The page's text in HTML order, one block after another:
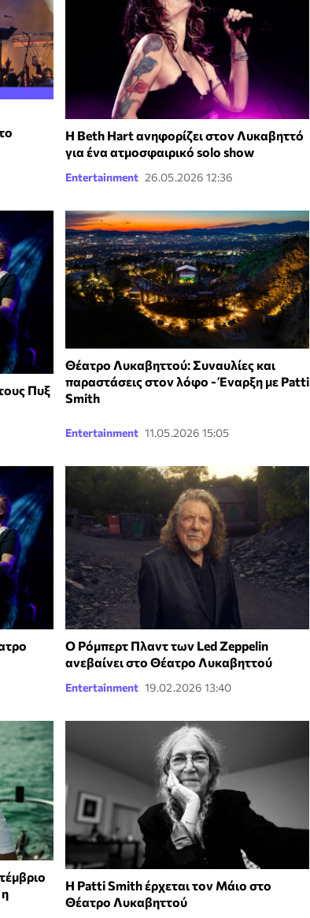
Η Beth Hart ανηφορίζει στον Λυκαβηττό
για ένα ατμοσφαιρικό solo show
Entertainment 26.05.2026 12:36
Πυξ
Θέατρο Λυκαβηττού: Συναυλίες και
παραστάσεις στον λόφο - Έναρξη με Patti
Smith
Entertainment 11.05.2026 15:05
Ο Ρόμπερτ Πλαντ των Led Zeppelin
ανεβαίνει στο Θέατρο Λυκαβηττού
Entertainment 19.02.2026 13:40
Η Patti Smith έρχεται τον Μάιο στο
Θέατρο Λυκαβηττού